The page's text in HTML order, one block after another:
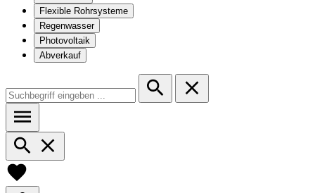
Flexible Rohrsysteme
Regenwasser
Photovoltaik
Abverkauf